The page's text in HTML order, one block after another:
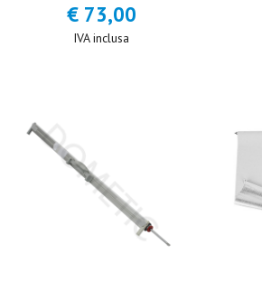
€ 73,00
IVA inclusa